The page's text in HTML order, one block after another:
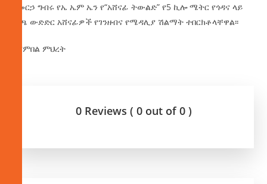
በመርኃ ግብሩ የኤ ኤም ኤን የ“አሸናፊ ትውልድ” የ5 ኪሎ ሜትር የጎዳና ላይ
ሩጫ ውድድር አሸናፊዎች የገንዘብና የሜዳሊያ ሽልማት ተበርክቶላቸዋል፡፡
የሻምበል ምህረት
0 Reviews ( 0 out of 0 )